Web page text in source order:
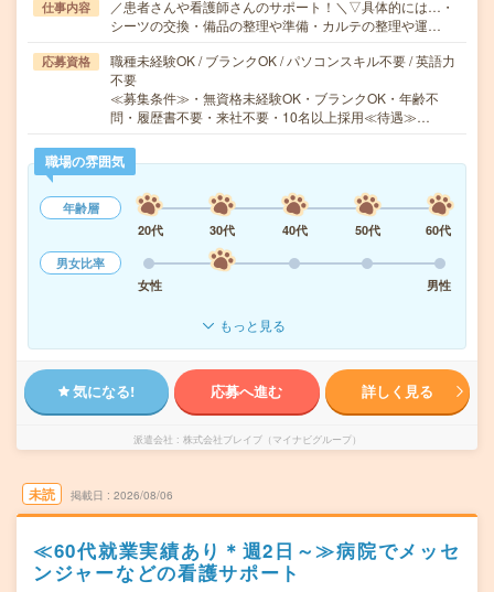
仕事内容
／患者さんや看護師さんのサポート！＼▽具体的には…・
シーツの交換・備品の整理や準備・カルテの整理や運…
応募資格
職種未経験OK / ブランクOK / パソコンスキル不要 / 英語力
不要
≪募集条件≫・無資格未経験OK・ブランクOK・年齢不
問・履歴書不要・来社不要・10名以上採用≪待遇≫…
職場の雰囲気
年齢層
20代
30代 40代 50代
60代
男女比率
女性
男性
もっと見る
気になる! 応募へ進む 詳しく見る
派遣会社 株式会社ブレイブ（マイナビグループ）
未読 掲載日 2026/08/06
≪60代就業実績あり＊週2日～≫病院でメッセ
ンジャーなどの看護サポート